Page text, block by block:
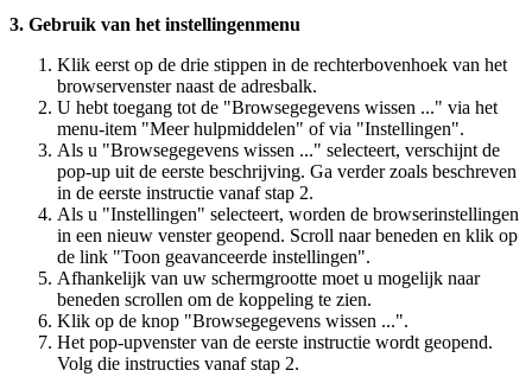
3. Gebruik van het instellingenmenu
Klik eerst op de drie stippen in de rechterbovenhoek van het
browservenster naast de adresbalk.
U hebt toegang tot de "Browsegegevens wissen ..." via het
menu-item "Meer hulpmiddelen" of via "Instellingen".
Als u "Browsegegevens wissen ..." selecteert, verschijnt de
pop-up uit de eerste beschrijving. Ga verder zoals beschreven
in de eerste instructie vanaf stap 2.
Als u "Instellingen" selecteert, worden de browserinstellingen
in een nieuw venster geopend. Scroll naar beneden en klik op
de link "Toon geavanceerde instellingen".
Afhankelijk van uw schermgrootte moet u mogelijk naar
beneden scrollen om de koppeling te zien.
Klik op de knop "Browsegegevens wissen ...".
Het pop-upvenster van de eerste instructie wordt geopend.
Volg die instructies vanaf stap 2.